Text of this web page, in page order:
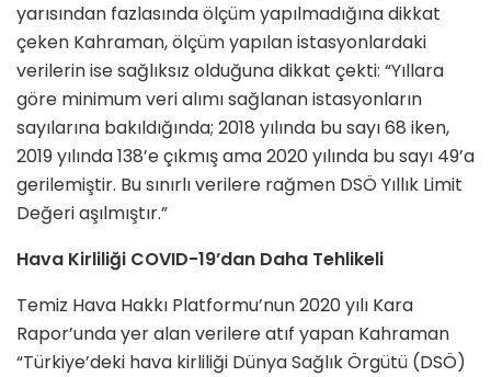
yarısından fazlasında ölçüm yapılmadığına dikkat
çeken Kahraman, ölçüm yapılan istasyonlardaki
verilerin ise sağlıksız olduğuna dikkat çekti: “Yıllara
göre minimum veri alımı sağlanan istasyonların
sayılarına bakıldığında; 2018 yılında bu sayı 68 iken,
2019 yılında 138’e çıkmış ama 2020 yılında bu sayı 49’a
gerilemiştir. Bu sınırlı verilere rağmen DSÖ Yıllık Limit
Değeri aşılmıştır.”
Hava Kirliliği COVID-19’dan Daha Tehlikeli
Temiz Hava Hakkı Platformu’nun 2020 yılı Kara
Rapor’unda yer alan verilere atıf yapan Kahraman
“Türkiye’deki hava kirliliği Dünya Sağlık Örgütü (DSÖ)